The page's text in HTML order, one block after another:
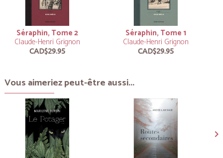
Séraphin, Tome 2
Claude-Henri Grignon
CAD$29.95
Séraphin, Tome 1
Claude-Henri Grignon
CAD$29.95
Vous aimeriez peut-être aussi...